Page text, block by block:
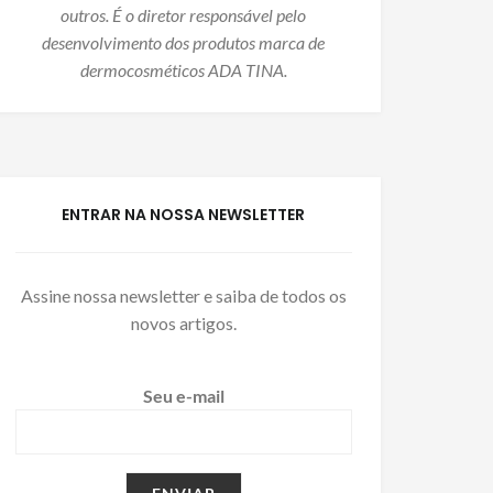
outros. É o diretor responsável pelo
desenvolvimento dos produtos marca de
dermocosméticos ADA TINA.
ENTRAR NA NOSSA NEWSLETTER
Assine nossa newsletter e saiba de todos os
novos artigos.
Seu e-mail